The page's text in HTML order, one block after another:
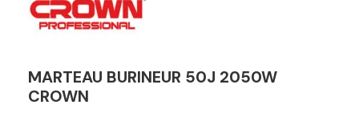
MARTEAU BURINEUR 50J 2050W
CROWN